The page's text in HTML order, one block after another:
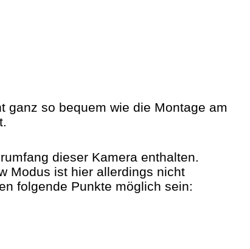
ganz so bequem wie die Montage am
dieser Kamera enthalten.
Modus ist hier allerdings nicht
folgende Punkte möglich sein: